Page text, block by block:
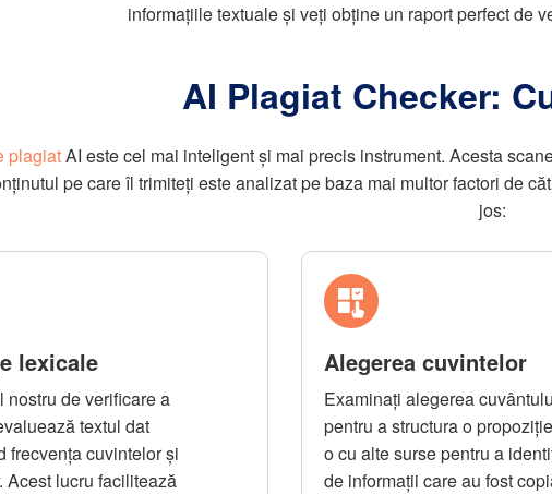
informațiile textuale și veți obține un raport perfect de
AI Plagiat Checker:
plagiatAI este cel mai inteligent și mai precis instrument. Acesta
pe care îl trimiteți este analizat pe baza mai multor factori de
jos:
lexicale
nostru de verificare a
textul dat
frecvența cuvintelor și
Acest lucru facilitează
Alegerea cuvintelor
Examinați alegerea
pentru a structura o
o cu alte surse pentru a
de informații care au fost